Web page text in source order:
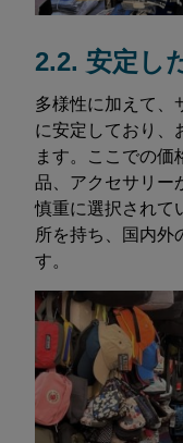
2.2. 安定し
多様性に加えて、
に安定しており、
ます。ここでの
品、アクセサリー
慎重に選択されて
所を持ち、国内外
す。